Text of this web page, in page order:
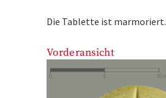
Die Tablette ist marmoriert.
Vorderansicht